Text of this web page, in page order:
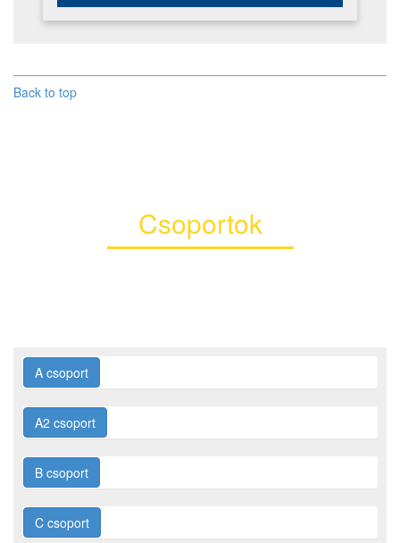
Back to top
Csoportok
A csoport
A2 csoport
B csoport
C csoport